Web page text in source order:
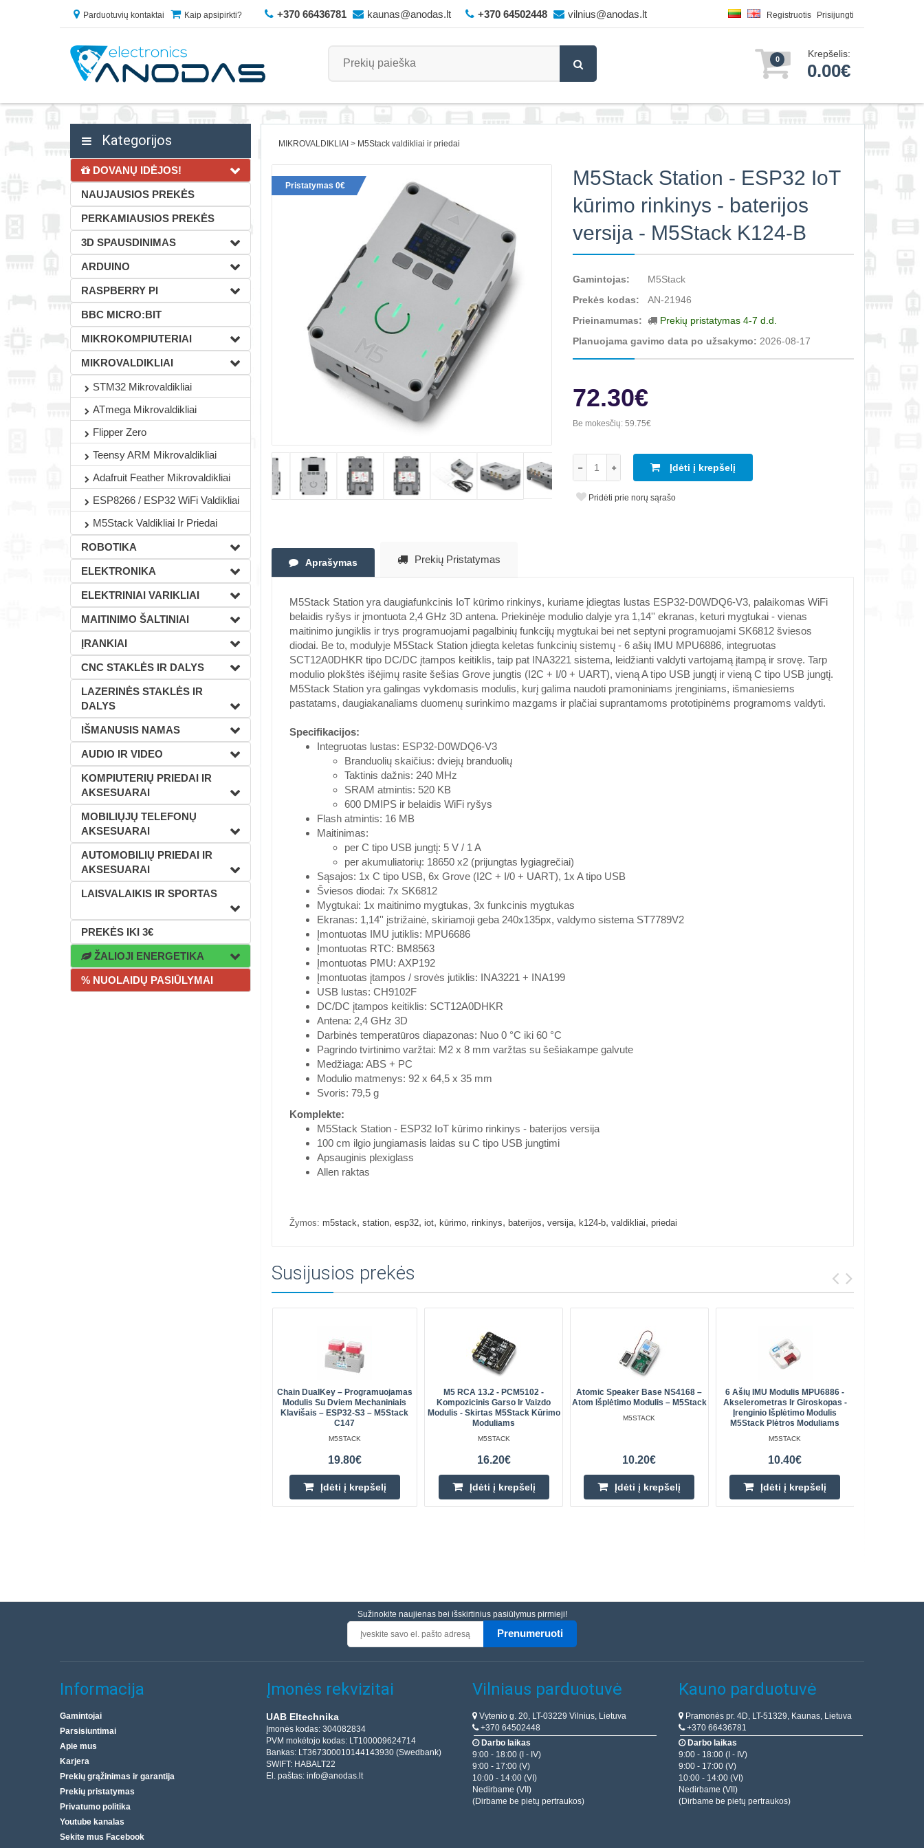
Parduotuvių kontaktai Kaip apsipirkti? +370 66436781 kaunas@anodas.lt +370 64502448 vilnius@anodas.lt Registruotis Prisijungti
0 Krepšelis:
0.00€
Kategorijos
DOVANŲ IDĖJOS!
NAUJAUSIOS PREKĖS
PERKAMIAUSIOS PREKĖS
3D SPAUSDINIMAS
ARDUINO
RASPBERRY PI
BBC MICRO:BIT
MIKROKOMPIUTERIAI
MIKROVALDIKLIAI
STM32 Mikrovaldikliai
ATmega Mikrovaldikliai
Flipper Zero
Teensy ARM Mikrovaldikliai
Adafruit Feather Mikrovaldikliai
ESP8266 / ESP32 WiFi Valdikliai
M5Stack Valdikliai Ir Priedai
ROBOTIKA
ELEKTRONIKA
ELEKTRINIAI VARIKLIAI
MAITINIMO ŠALTINIAI
ĮRANKIAI
CNC STAKLĖS IR DALYS
LAZERINĖS STAKLĖS IR
DALYS
IŠMANUSIS NAMAS
AUDIO IR VIDEO
KOMPIUTERIŲ PRIEDAI IR
AKSESUARAI
MOBILIŲJŲ TELEFONŲ
AKSESUARAI
AUTOMOBILIŲ PRIEDAI IR
AKSESUARAI
LAISVALAIKIS IR SPORTAS
PREKĖS IKI 3€
ŽALIOJI ENERGETIKA
% NUOLAIDŲ PASIŪLYMAI
MIKROVALDIKLIAI M5Stack valdikliai ir priedai
Pristatymas 0€
M5Stack Station - ESP32 IoT
kūrimo rinkinys - baterijos
versija - M5Stack K124-B
Gamintojas:
M5Stack
Prekės kodas:
AN-21946
Prieinamumas:
Prekių pristatymas 4-7 d.d.
Planuojama gavimo data po užsakymo: 2026-08-17
72.30€
Be mokesčių:59.75€
Įdėti į krepšelį
Pridėti prie norų sąrašo
Aprašymas Prekių Pristatymas
M5Stack Station yra daugiafunkcinis IoT kūrimo rinkinys, kuriame įdiegtas lustas ESP32-D0WDQ6-V3, palaikomas WiFi
belaidis ryšys ir įmontuota 2,4 GHz 3D antena. Priekinėje modulio dalyje yra 1,14'' ekranas, keturi mygtukai - vienas
maitinimo jungiklis ir trys programuojami pagalbinių funkcijų mygtukai bei net septyni programuojami SK6812 šviesos
diodai. Be to, modulyje M5Stack Station įdiegta keletas funkcinių sistemų - 6 ašių IMU MPU6886, integruotas
SCT12A0DHKR tipo DC/DC įtampos keitiklis, taip pat INA3221 sistema, leidžianti valdyti vartojamą įtampą ir srovę. Tarp
modulio plokštės išėjimų rasite šešias Grove jungtis (I2C + I/0 + UART), vieną A tipo USB jungtį ir vieną C tipo USB jungtį.
M5Stack Station yra galingas vykdomasis modulis, kurį galima naudoti pramoniniams įrenginiams, išmaniesiems
pastatams, daugiakanaliams duomenų surinkimo mazgams ir plačiai suprantamoms prototipinėms programoms valdyti.
Specifikacijos:
Integruotas lustas: ESP32-D0WDQ6-V3
Branduolių skaičius: dviejų branduolių
Taktinis dažnis: 240 MHz
SRAM atmintis: 520 KB
600 DMIPS ir belaidis WiFi ryšys
Flash atmintis: 16 MB
Maitinimas:
per C tipo USB jungtį: 5 V / 1 A
per akumuliatorių: 18650 x2 (prijungtas lygiagrečiai)
Sąsajos: 1x C tipo USB, 6x Grove (I2C + I/0 + UART), 1x A tipo USB
Šviesos diodai: 7x SK6812
Mygtukai: 1x maitinimo mygtukas, 3x funkcinis mygtukas
Ekranas: 1,14'' įstrižainė, skiriamoji geba 240x135px, valdymo sistema ST7789V2
Įmontuotas IMU jutiklis: MPU6686
Įmontuotas RTC: BM8563
Įmontuotas PMU: AXP192
Įmontuotas įtampos / srovės jutiklis: INA3221 + INA199
USB lustas: CH9102F
DC/DC įtampos keitiklis: SCT12A0DHKR
Antena: 2,4 GHz 3D
Darbinės temperatūros diapazonas: Nuo 0 °C iki 60 °C
Pagrindo tvirtinimo varžtai: M2 x 8 mm varžtas su šešiakampe galvute
Medžiaga: ABS + PC
Modulio matmenys: 92 x 64,5 x 35 mm
Svoris: 79,5 g
Komplekte:
M5Stack Station - ESP32 IoT kūrimo rinkinys - baterijos versija
100 cm ilgio jungiamasis laidas su C tipo USB jungtimi
Apsauginis plexiglass
Allen raktas
Žymos: m5stack, station, esp32, iot, kūrimo, rinkinys, baterijos, versija, k124-b, valdikliai, priedai
Susijusios prekės
Chain DualKey – Programuojamas
Modulis Su Dviem Mechaniniais
Klavišais – ESP32-S3 – M5Stack
C147
M5STACK
19.80€
Įdėti į krepšelį
M5 RCA 13.2 - PCM5102 -
Kompozicinis Garso Ir Vaizdo
Modulis - Skirtas M5Stack Kūrimo
Moduliams
M5STACK
16.20€
Įdėti į krepšelį
Atomic Speaker Base NS4168 –
Atom Išplėtimo Modulis – M5Stack
M5STACK
10.20€
Įdėti į krepšelį
6 Ašių IMU Modulis MPU6886 -
Akselerometras Ir Giroskopas -
Įrenginio Išplėtimo Modulis
M5Stack Plėtros Moduliams
M5STACK
10.40€
Įdėti į krepšelį
Sužinokite naujienas bei išskirtinius pasiūlymus pirmieji!
Prenumeruoti
Informacija
Gamintojai
Parsisiuntimai
Apie mus
Karjera
Prekių grąžinimas ir garantija
Prekių pristatymas
Privatumo politika
Youtube kanalas
Sekite mus Facebook
Įmonės rekvizitai
UAB Eltechnika
Įmonės kodas: 304082834
PVM mokėtojo kodas: LT100009624714
Bankas: LT367300010144143930 (Swedbank)
SWIFT: HABALT22
El. paštas: info@anodas.lt
Vilniaus parduotuvė
Vytenio g. 20, LT-03229 Vilnius, Lietuva
+370 64502448
Darbo laikas
9:00 - 18:00 (I - IV)
9:00 - 17:00 (V)
10:00 - 14:00 (VI)
Nedirbame (VII)
(Dirbame be pietų pertraukos)
Kauno parduotuvė
Pramonės pr. 4D, LT-51329, Kaunas, Lietuva
+370 66436781
Darbo laikas
9:00 - 18:00 (I - IV)
9:00 - 17:00 (V)
10:00 - 14:00 (VI)
Nedirbame (VII)
(Dirbame be pietų pertraukos)